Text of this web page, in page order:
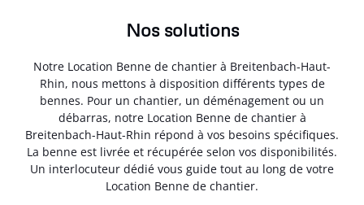
Nos solutions
Notre Location Benne de chantier à Breitenbach-Haut-
Rhin, nous mettons à disposition différents types de
bennes. Pour un chantier, un déménagement ou un
débarras, notre Location Benne de chantier à
Breitenbach-Haut-Rhin répond à vos besoins spécifiques.
La benne est livrée et récupérée selon vos disponibilités.
Un interlocuteur dédié vous guide tout au long de votre
Location Benne de chantier.